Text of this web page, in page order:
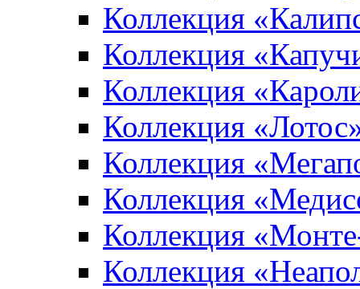
Коллекция
Коллекция
Коллекция
Коллекция
Коллекция
Коллекция
Коллекция
Коллекция